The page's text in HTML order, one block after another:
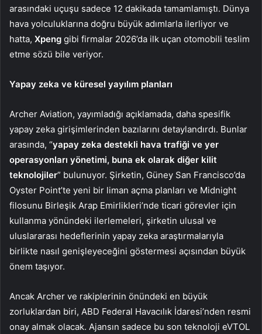
arasındaki uçuşu sadece 12 dakikada tamamlamıştı. Dünya
hava yolculuklarına doğru büyük adımlarla ilerliyor ve
hatta, Xpeng gibi firmalar 2026’da ilk uçan otomobili teslim
etme sözü bile veriyor.
Yapay zeka ve küresel yayılım planları
Archer Aviation, yayımladığı açıklamada, daha spesifik
yapay zeka girişimlerinden bazılarını detaylandırdı. Bunlar
arasında, “yapay zeka destekli hava trafiği ve yer
operasyonları yönetimi, buna ek olarak diğer kilit
teknolojiler” bulunuyor. Şirketin, Güney San Francisco’da
Oyster Point’te yeni bir liman açma planları ve Midnight
filosunu Birleşik Arap Emirlikleri’nde ticari görevler için
kullanma yönündeki ilerlemeleri, şirketin ulusal ve
uluslararası hedeflerinin yapay zeka araştırmalarıyla
birlikte nasıl genişleyeceğini göstermesi açısından büyük
önem taşıyor.
Ancak Archer ve rakiplerinin önündeki en büyük
zorluklardan biri, ABD Federal Havacılık İdaresi’nden resmi
onay almak olacak. Ajansın sadece bu son teknoloji eVTOL